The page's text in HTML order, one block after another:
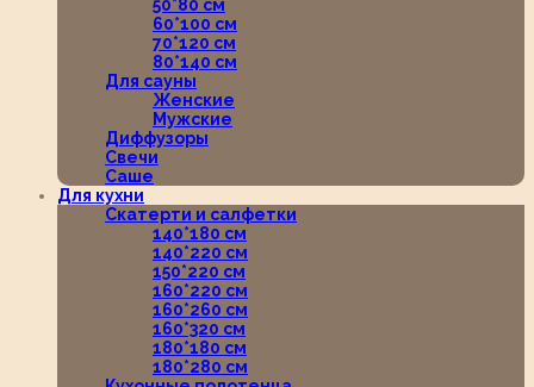
50*80 см
60*100 см
70*120 см
80*140 см
Для сауны
Женские
Мужские
Диффузоры
Свечи
Саше
Для кухни
Скатерти и салфетки
140*180 см
140*220 см
150*220 см
160*220 см
160*260 см
160*320 см
180*180 см
180*280 см